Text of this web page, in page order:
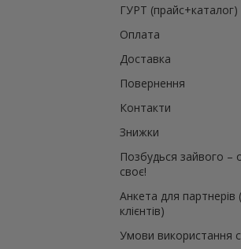
ГУРТ (прайс+каталог)
Оплата
Доставка
Повернення
Контакти
Знижки
Позбудься зайвого –
своє!
Анкета для партнерів
клієнтів)
Умови використання